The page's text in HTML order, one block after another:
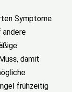
Symptome
andere
damit
frühzeitig